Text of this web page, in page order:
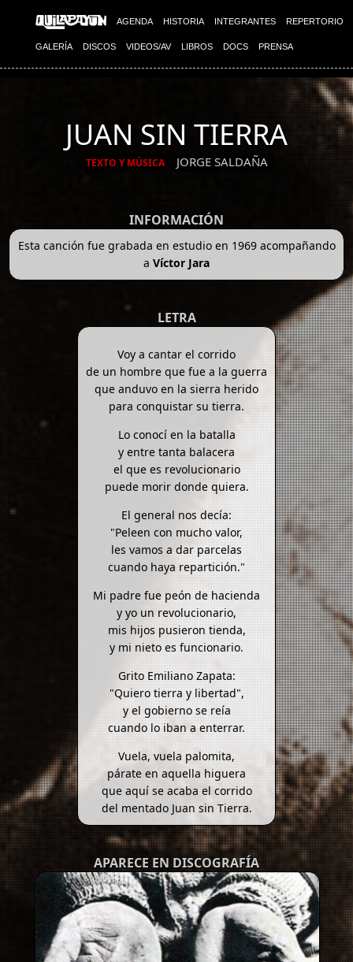
AGENDA HISTORIA INTEGRANTES REPERTORIO
GALERÍA DISCOS VIDEOS/AV LIBROS DOCS PRENSA
JUAN SIN TIERRA
TEXTO Y MÚSICA JORGE SALDAÑA
INFORMACIÓN
Esta canción fue grabada en estudio en 1969 acompañando
a Víctor Jara
LETRA
Voy a cantar el corrido
de un hombre que fue a la guerra
que anduvo en la sierra herido
para conquistar su tierra.
Lo conocí en la batalla
y entre tanta balacera
el que es revolucionario
puede morir donde quiera.
El general nos decía:
"Peleen con mucho valor,
les vamos a dar parcelas
cuando haya repartición."
Mi padre fue peón de hacienda
y yo un revolucionario,
mis hijos pusieron tienda,
y mi nieto es funcionario.
Grito Emiliano Zapata:
"Quiero tierra y libertad",
y el gobierno se reía
cuando lo iban a enterrar.
Vuela, vuela palomita,
párate en aquella higuera
que aquí se acaba el corrido
del mentado Juan sin Tierra.
APARECE EN DISCOGRAFÍA